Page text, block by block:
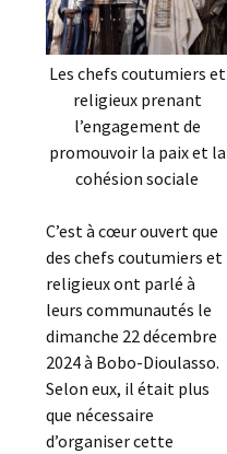
Les chefs coutumiers et
religieux prenant
l’engagement de
promouvoir la paix et la
cohésion sociale
C’est à cœur ouvert que
des chefs coutumiers et
religieux ont parlé à
leurs communautés le
dimanche 22 décembre
2024 à Bobo-Dioulasso.
Selon eux, il était plus
que nécessaire
d’organiser cette